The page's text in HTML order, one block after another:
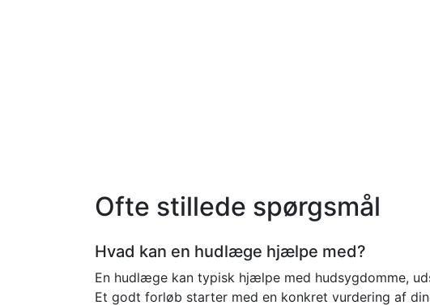
Ofte stillede spørgsmål
Hvad kan en hudlæge hjælpe med?
En hudlæge kan typisk hjælpe med hudsygdomme,
Et godt forløb starter med en konkret vurdering af